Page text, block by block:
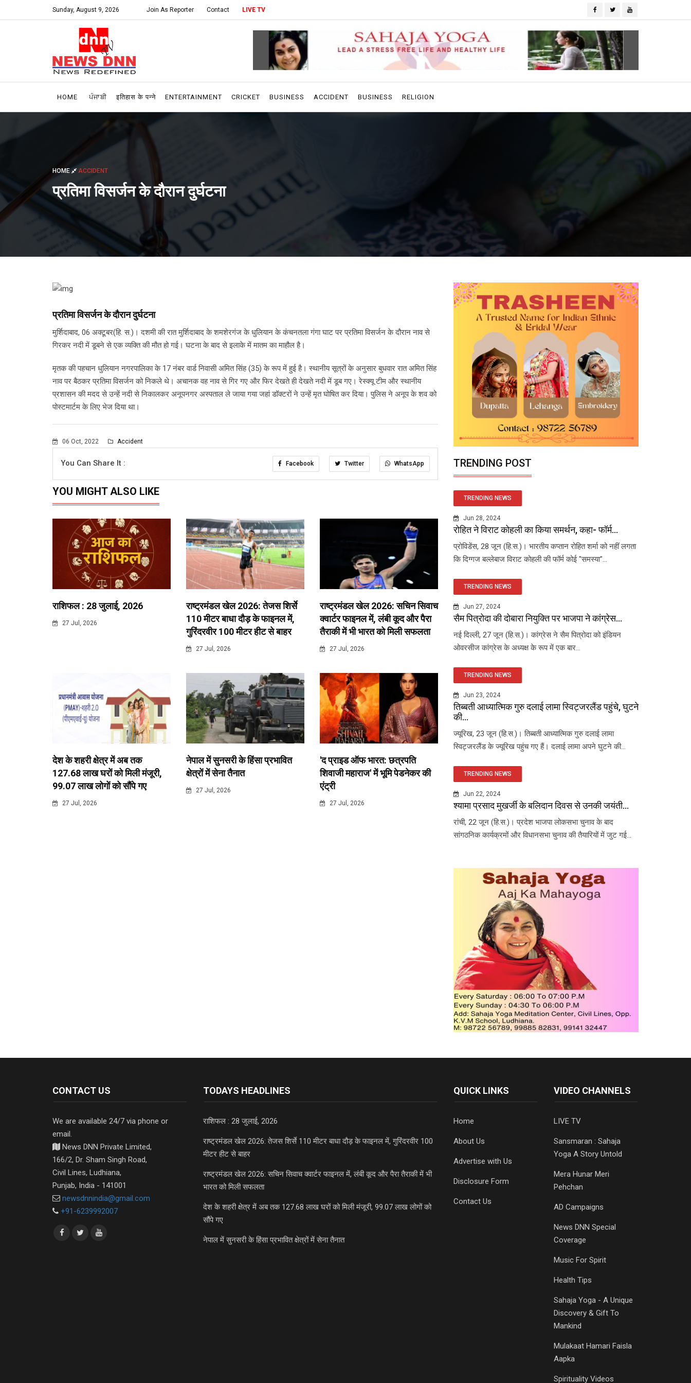
Sunday, August 9, 2026 Join As Reporter Contact LIVE TV
HOME ਪੰਜਾਬੀ इतिहास के पन्ने ENTERTAINMENT CRICKET BUSINESS ACCIDENT BUSINESS RELIGION
HOME ACCIDENT
प्रतिमा विसर्जन के दौरान दुर्घटना
प्रतिमा विसर्जन के दौरान दुर्घटना
मुर्शिदाबाद, 06 अक्टूबर(हि. स.)। दशमी की रात मुर्शिदाबाद के शमशेरगंज के धुलियान के कंचनतला गंगा घाट पर प्रतिमा विसर्जन के दौरान नाव से
गिरकर नदी में डूबने से एक व्यक्ति की मौत हो गई। घटना के बाद से इलाके में मातम का माहौल है।
मृतक की पहचान धुलियान नगरपालिका के 17 नंबर वार्ड निवासी अमित सिंह (35) के रूप में हुई है। स्थानीय सूत्रों के अनुसार बुधवार रात अमित सिंह
नाव पर बैठकर प्रतिमा विसर्जन को निकले थे। अचानक वह नाव से गिर गए और फिर देखते ही देखते नदी में डूब गए। रेस्क्यू टीम और स्थानीय
प्रशासन की मदद से उन्हें नदी से निकालकर अनूपनगर अस्पताल ले जाया गया जहां डॉक्टरों ने उन्हें मृत घोषित कर दिया। पुलिस ने अनूप के शव को
पोस्टमार्टम के लिए भेज दिया था।
06 Oct, 2022 Accident
You Can Share It : Facebook Twitter WhatsApp
YOU MIGHT ALSO LIKE
राशिफल : 28 जुलाई, 2026
27 Jul, 2026
राष्ट्रमंडल खेल 2026: तेजस शिर्से
110 मीटर बाधा दौड़ के फाइनल में,
गुरिंदरवीर 100 मीटर हीट से बाहर
27 Jul, 2026
राष्ट्रमंडल खेल 2026: सचिन सिवाच
क्वार्टर फाइनल में, लंबी कूद और पैरा
तैराकी में भी भारत को मिली सफलता
27 Jul, 2026
देश के शहरी क्षेत्र में अब तक
127.68 लाख घरों को मिली मंजूरी,
99.07 लाख लोगों को सौंपे गए
27 Jul, 2026
नेपाल में सुनसरी के हिंसा प्रभावित
क्षेत्रों में सेना तैनात
27 Jul, 2026
'द प्राइड ऑफ भारत: छत्रपति
शिवाजी महाराज' में भूमि पेडनेकर की
एंट्री
27 Jul, 2026
TRENDING POST
TRENDING NEWS
Jun 28, 2024
रोहित ने विराट कोहली का किया समर्थन, कहा- फॉर्म...
प्रोविडेंस, 28 जून (हि.स.)। भारतीय कप्तान रोहित शर्मा को नहीं लगता
कि दिग्गज बल्लेबाज विराट कोहली की फॉर्म कोई "समस्या"...
TRENDING NEWS
Jun 27, 2024
सैम पित्रोदा की दोबारा नियुक्ति पर भाजपा ने कांग्रेस...
नई दिल्ली, 27 जून (हि.स.)। कांग्रेस ने सैम पित्रोदा को इंडियन
ओवरसीज कांग्रेस के अध्यक्ष के रूप में एक बार...
TRENDING NEWS
Jun 23, 2024
तिब्बती आध्यात्मिक गुरु दलाई लामा स्विट्जरलैंड पहुंचे, घुटने
की...
ज्यूरिख, 23 जून (हि.स.)। तिब्बती आध्यात्मिक गुरु दलाई लामा
स्विट्जरलैंड के ज्यूरिख पहुंच गए हैं। दलाई लामा अपने घुटने की...
TRENDING NEWS
Jun 22, 2024
श्यामा प्रसाद मुखर्जी के बलिदान दिवस से उनकी जयंती...
रांची, 22 जून (हि.स.)। प्रदेश भाजपा लोकसभा चुनाव के बाद
सांगठनिक कार्यक्रमों और विधानसभा चुनाव की तैयारियों में जुट गई...
CONTACT US
We are available 24/7 via phone or
email.
News DNN Private Limited,
166/2, Dr. Sham Singh Road,
Civil Lines, Ludhiana,
Punjab, India - 141001
newsdnnindia@gmail.com
+91-6239992007
TODAYS HEADLINES
राशिफल : 28 जुलाई, 2026
राष्ट्रमंडल खेल 2026: तेजस शिर्से 110 मीटर बाधा दौड़ के फाइनल में, गुरिंदरवीर 100
मीटर हीट से बाहर
राष्ट्रमंडल खेल 2026: सचिन सिवाच क्वार्टर फाइनल में, लंबी कूद और पैरा तैराकी में भी
भारत को मिली सफलता
देश के शहरी क्षेत्र में अब तक 127.68 लाख घरों को मिली मंजूरी, 99.07 लाख लोगों को
सौंपे गए
नेपाल में सुनसरी के हिंसा प्रभावित क्षेत्रों में सेना तैनात
QUICK LINKS
Home
About Us
Advertise with Us
Disclosure Form
Contact Us
VIDEO CHANNELS
LIVE TV
Sansmaran : Sahaja
Yoga A Story Untold
Mera Hunar Meri
Pehchan
AD Campaigns
News DNN Special
Coverage
Music For Spirit
Health Tips
Sahaja Yoga - A Unique
Discovery & Gift To
Mankind
Mulakaat Hamari Faisla
Aapka
Spirituality Videos